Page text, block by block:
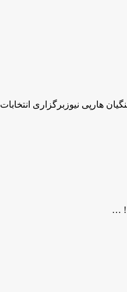
هارپی نیوزبرگزاری
! …